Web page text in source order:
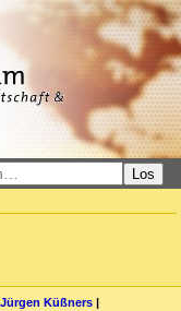
Los
Küßners |